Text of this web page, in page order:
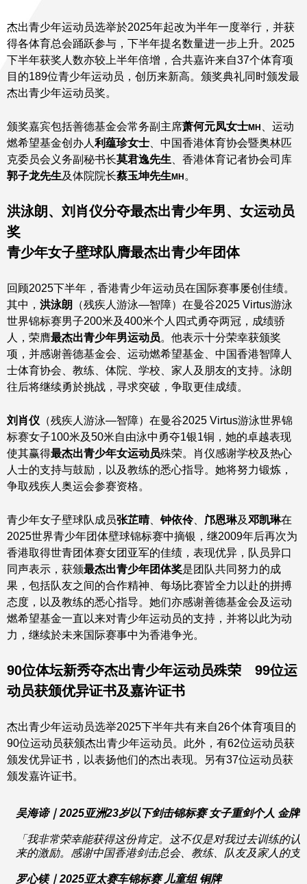
杰出青少年运动员选举於2025年起改为半年一度举行，并获
得各体育总会踊跃参与，下半年提名数量进一步上升。2025
下半年获奖人数亦较上半年倍增，合共嘉许来自37个体育项
目的189位青少年运动员，创历来新高。颁奖典礼同时颁发最
杰出青少年运动员奖。
颁奖嘉宾包括善德基金会常务副主席萧何元凤女士MH
、运动
燃希望基金创办人 利蕴珍女士 、中国香港体育协会暨奥林匹
克委员会义务副秘书长莫君逸先生 、香港体育记者协会司库
郭子龙先生及体院院长蔡玉坤先生 MH 。
洪泳朗、刘肖仪分夺最杰出青少年男、女运动员
奖
青少年女子壁球队膺最杰出青少年团体
回顾2025下半年，香港青少年运动员在国际赛事屡创佳绩。
其中， 洪泳朗 （残疾人游泳—智障）在曼谷2025 Virtus游泳
世界锦标赛男子200米及400米个人四式勇夺两冠，成绩骄
人，荣膺最杰出青少年男运动员。他表示十分荣幸获颁奖
项，并感谢善德基金会、运动燃希望基金、中国香港智障人
士体育协会、教练、体院、学校、家人及朋友的支持。泳朗
往后将继续勇於挑战，寻求突破，争取更佳成绩。
刘肖仪 （残疾人游泳—智障）在曼谷2025 Virtus游泳世界锦
标赛女子100米及50米自由泳中勇夺1银1铜，她的卓越表现
使其赢得最杰出青少年女运动员殊荣。肖仪感谢学校及热心
人士的支持与鼓励，以及教练的悉心指导。她将努力锻炼，
争取残疾人奥运会参赛资格。
青少年女子壁球队成员张芷晴、钟依伶 邝恩琳及邓凯琳在
2025世界青少年团体壁球锦标赛中摘银，继2009年后再次为
香港取得世青团体赛女团亚军的佳绩，表现优异，队员异口
同声表示，获颁最杰出青少年团体奖是团队共同努力的成
果，包括队友之间的合作精神、每场比赛皆全力以赴的拼搏
态度，以及教练的悉心指导。她们亦感谢善德基金会及运动
燃希望基金一直以来对青少年运动员的支持，并将以此为动
力，继续於未来国际赛事中为香港争光。
90位体坛新秀夺杰出青少年运动员殊荣 99位运
动员获颁优异证书及嘉许证书
杰出青少年运动员选举2025下半年共有来自26个体育项目的
90位运动员获颁杰出青少年运动员。此外，有62位运动员获
颁发优异证书，以表扬他们的杰出表现。另有37位运动员获
颁发嘉许证书。
吴海谛｜2025亚洲23岁以下剑击锦标赛 女子重剑个人 金牌
「我非常荣幸能获得这份肯定。这不仅是对我过去训练的认
来的激励。感谢中国香港剑击总会、教练、队友及家人的支
罗心镁｜2025亚太赛车锦标赛 儿童组 铜牌